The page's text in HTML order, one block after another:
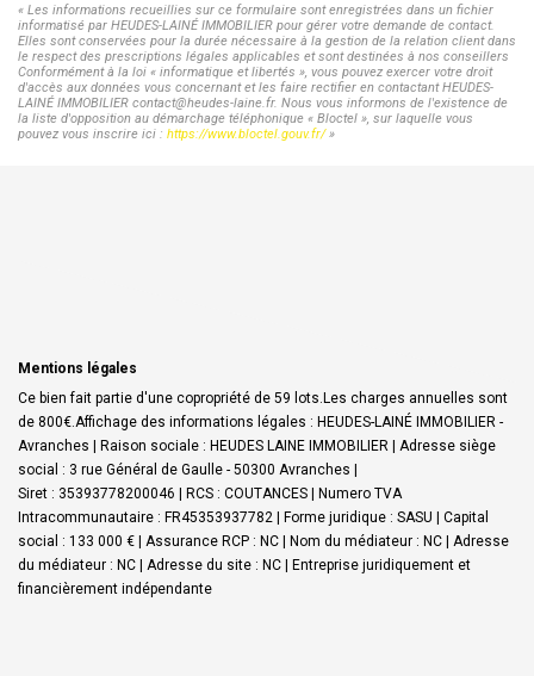
« Les informations recueillies sur ce formulaire sont enregistrées dans un fichier
informatisé par HEUDES-LAINÉ IMMOBILIER pour gérer votre demande de contact.
Elles sont conservées pour la durée nécessaire à la gestion de la relation client dans
le respect des prescriptions légales applicables et sont destinées à nos conseillers
Conformément à la loi « informatique et libertés », vous pouvez exercer votre droit
d'accès aux données vous concernant et les faire rectifier en contactant HEUDES-
LAINÉ IMMOBILIER contact@heudes-laine.fr. Nous vous informons de l'existence de
la liste d'opposition au démarchage téléphonique « Bloctel », sur laquelle vous
pouvez vous inscrire ici : https://www.bloctel.gouv.fr/»
Mentions légales
Ce bien fait partie d'une copropriété de 59 lots.Les charges annuelles sont
de 800€. Affichage des informations légales : HEUDES-LAINÉ IMMOBILIER -
Avranches | Raison sociale : HEUDES LAINE IMMOBILIER | Adresse siège
social : 3 rue Général de Gaulle - 50300 Avranches |
Siret : 35393778200046 | RCS : COUTANCES | Numero TVA
Intracommunautaire : FR45353937782 | Forme juridique : SASU | Capital
social : 133 000 € | Assurance RCP : NC | Nom du médiateur : NC | Adresse
du médiateur : NC | Adresse du site : NC | Entreprise juridiquement et
financièrement indépendante